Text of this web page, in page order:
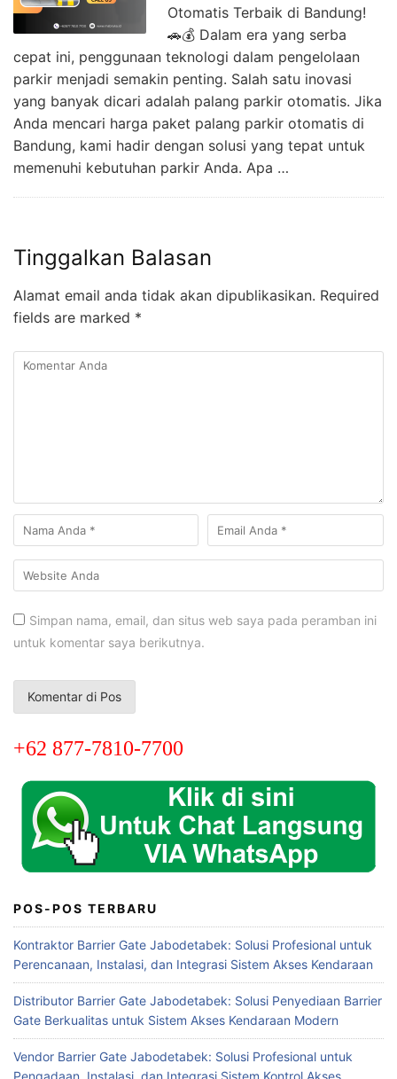
Otomatis Terbaik di Bandung!
🚗💰 Dalam era yang serba
cepat ini, penggunaan teknologi dalam pengelolaan
parkir menjadi semakin penting. Salah satu inovasi
yang banyak dicari adalah palang parkir otomatis. Jika
Anda mencari harga paket palang parkir otomatis di
Bandung, kami hadir dengan solusi yang tepat untuk
memenuhi kebutuhan parkir Anda. Apa …
Tinggalkan Balasan
Alamat email anda tidak akan dipublikasikan. Required
fields are marked *
Simpan nama, email, dan situs web saya pada peramban ini
untuk komentar saya berikutnya.
+62 877-7810-7700
POS-POS TERBARU
Kontraktor Barrier Gate Jabodetabek: Solusi Profesional untuk
Perencanaan, Instalasi, dan Integrasi Sistem Akses Kendaraan
Distributor Barrier Gate Jabodetabek: Solusi Penyediaan Barrier
Gate Berkualitas untuk Sistem Akses Kendaraan Modern
Vendor Barrier Gate Jabodetabek: Solusi Profesional untuk
Pengadaan, Instalasi, dan Integrasi Sistem Kontrol Akses